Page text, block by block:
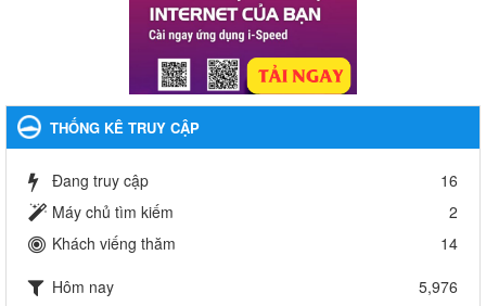
THỐNG KÊ TRUY CẬP
Đang truy cập
16
Máy chủ tìm kiếm
2
Khách viếng thăm
14
Hôm nay
5,976